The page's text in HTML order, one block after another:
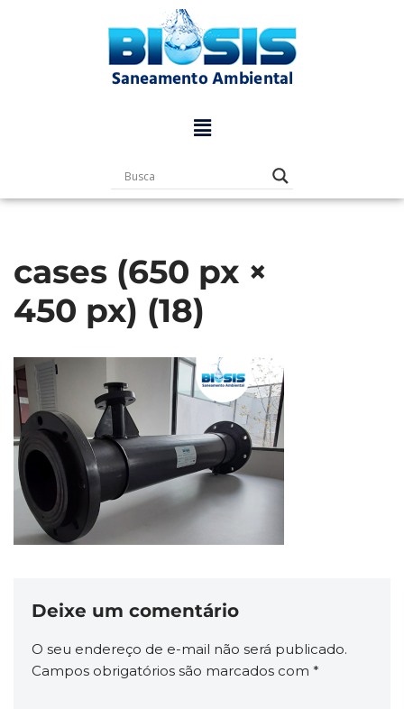
cases (650 px ×
450 px) (18)
Deixe um comentário
O seu endereço de e-mail não será publicado.
Campos obrigatórios são marcados com *